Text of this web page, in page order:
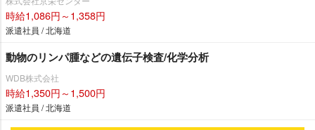
時給1,086円～1,358円
派遣社員 / 北海道
動物のリンパ腫などの遺伝子検査/化学分析
WDB株式会社
時給1,350円～1,500円
派遣社員 / 北海道